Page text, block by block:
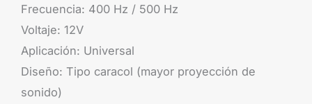
Frecuencia: 400 Hz / 500 Hz
Voltaje: 12V
Aplicación: Universal
Diseño: Tipo caracol (mayor proyección de
sonido)